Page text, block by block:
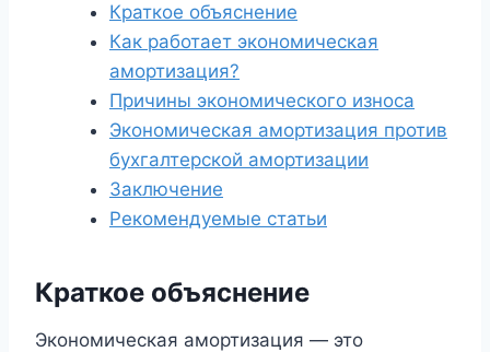
Краткое объяснение
Как работает экономическая
амортизация?
Причины экономического износа
Экономическая амортизация против
бухгалтерской амортизации
Заключение
Рекомендуемые статьи
Краткое объяснение
Экономическая амортизация — это